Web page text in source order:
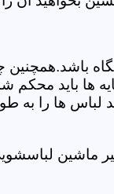
باشد.همچنین
ها باید
ها را به